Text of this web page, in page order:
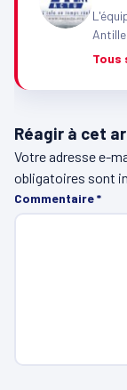
Tous
Réagir à cet
Votre adresse e-
obligatoires sont
Commentaire*